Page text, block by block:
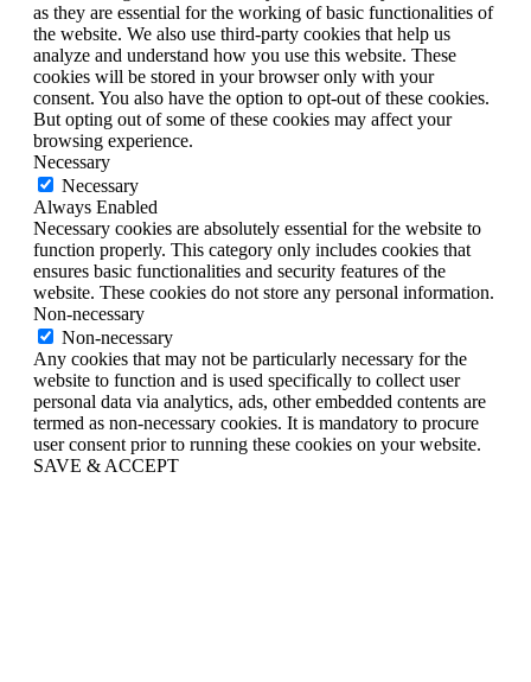
as they are essential for the working of basic functionalities of
the website. We also use third-party cookies that help us
analyze and understand how you use this website. These
cookies will be stored in your browser only with your
consent. You also have the option to opt-out of these cookies.
But opting out of some of these cookies may affect your
browsing experience.
Necessary
Necessary
Always Enabled
Necessary cookies are absolutely essential for the website to
function properly. This category only includes cookies that
ensures basic functionalities and security features of the
website. These cookies do not store any personal information.
Non-necessary
Non-necessary
Any cookies that may not be particularly necessary for the
website to function and is used specifically to collect user
personal data via analytics, ads, other embedded contents are
termed as non-necessary cookies. It is mandatory to procure
user consent prior to running these cookies on your website.
SAVE & ACCEPT